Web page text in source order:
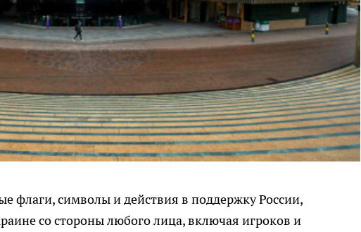
флаги, символы и действия в поддержку России,
со стороны любого лица, включая игроков и